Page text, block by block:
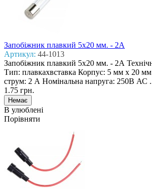
Запобіжник плавкий 5x20 мм. - 2А
Артикул: 44-1013
Запобіжник плавкий 5x20 мм. - 2А
Тип: плавкахвставка Корпус: 5 мм х 20
струм: 2 А Номінальна напруга: 250В АС
1.75 грн.
В улюблені
Порівняти